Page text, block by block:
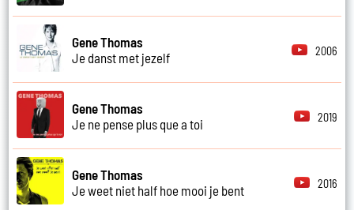
Gene Thomas
Je danst met jezelf
2006
Gene Thomas
Je ne pense plus que a toi
2019
Gene Thomas
Je weet niet half hoe mooi je bent
2016